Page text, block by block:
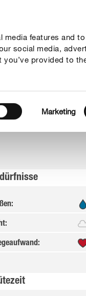
features and
social media,
provided to
Marketing
Unternehmen
:
:
: